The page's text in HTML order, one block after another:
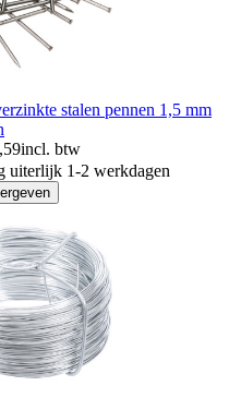
stalen pennen 1,5 mm
incl. btw
uiterlijk 1-2 werkdagen